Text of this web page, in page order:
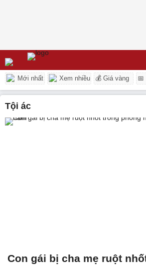
Mới nhất Xem nhiều 💰 Giá vàng 📅
Tội ác
Con gái bị cha mẹ ruột